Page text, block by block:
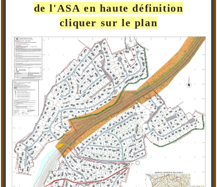
de l'ASA en haute définition
cliquer sur le plan